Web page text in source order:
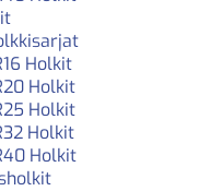
Holkit
Holkit
Holkit
Holkit
Holkit